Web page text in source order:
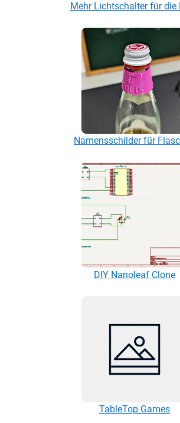
Mehr Lichtschalter für die
Namensschilder für
DIY Nanoleaf Clone
TableTop Games